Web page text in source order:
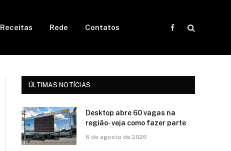
Receitas Rede Contatos
Facebook
ÚLTIMAS NOTÍCIAS
Desktop abre 60 vagas na
região- veja como fazer parte
6 de agosto de 2026